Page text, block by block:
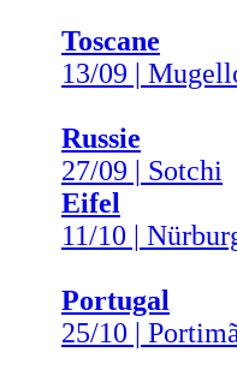
Toscane
13/09 |
Russie
27/09 | Sotchi
Eifel
11/10 |
Portugal
25/10 |